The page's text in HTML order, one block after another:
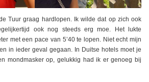
Tuur graag hardlopen. Ik wilde dat op zich ook
ook nog steeds erg moe. Het lukte
met een pace van 5’40 te lopen. Niet echt mijn
in ieder geval gegaan. In Duitse hotels moet je
mondmasker op, gelukkig had ik er genoeg bij